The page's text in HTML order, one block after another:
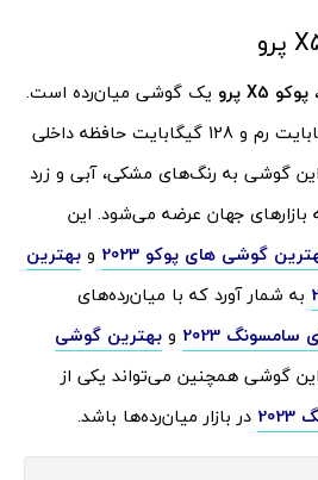
پوکو X5 پرو
یک گوشی میان‌رده است.
قیمت این گوشی با 6 گیگابایت رم و 128 گیگابایت حافظه داخلی
این گوشی به رنگ‌های مشکی، آبی و زرد
بازارهای جهان عرضه می‌شود. این
گوشی های پوکو 2023 و بهترین
به شمار آورد که با میان‌رده‌های
2023 و بهترین گوشی
گوشی همچنین می‌تواند یکی از
در بازار میان‌رده‌ها باشد.